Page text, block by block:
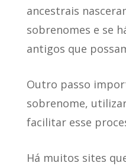
ancestrais
sobrenomes e se
antigos que
Outro passo
sobrenome,
facilitar esse
Há muitos sites